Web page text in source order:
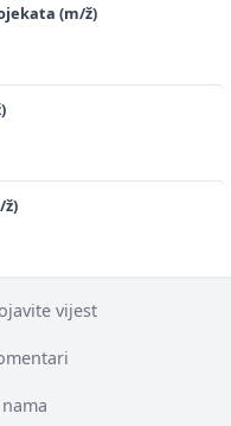
(m/ž)
ž)
vijest